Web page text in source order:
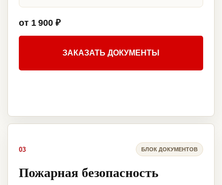
от 1 900 ₽
ЗАКАЗАТЬ ДОКУМЕНТЫ
03 БЛОК ДОКУМЕНТОВ
Пожарная безопасность